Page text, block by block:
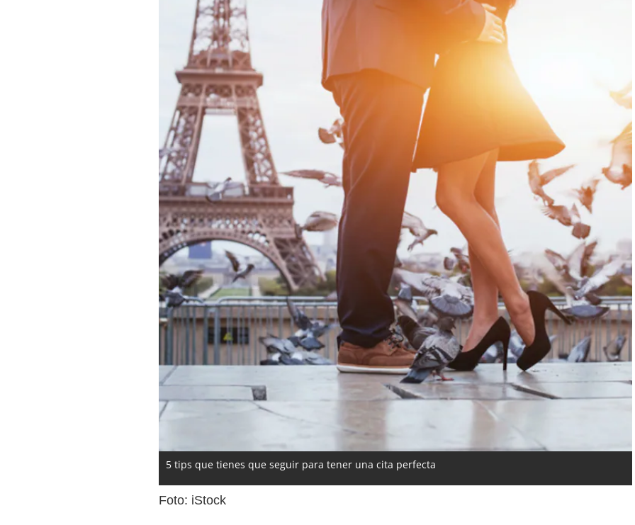
5 tips que tienes que seguir para tener una cita perfecta
Foto: iStock